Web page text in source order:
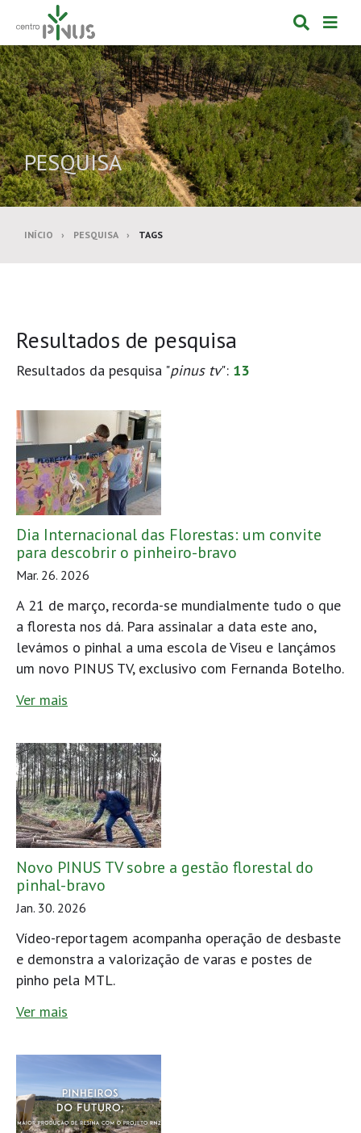
Alternar
de
de
PESQUISA
INÍCIO PESQUISA TAGS
Resultados de pesquisa
Resultados da pesquisa "pinus tv": 13
Dia Internacional das Florestas: um convite
para descobrir o pinheiro-bravo
Mar. 26. 2026
A 21 de março, recorda-se mundialmente tudo o que
a floresta nos dá. Para assinalar a data este ano,
levámos o pinhal a uma escola de Viseu e lançámos
um novo PINUS TV, exclusivo com Fernanda Botelho.
Ver mais
Novo PINUS TV sobre a gestão florestal do
pinhal-bravo
Jan. 30. 2026
Vídeo-reportagem acompanha operação de desbaste
e demonstra a valorização de varas e postes de
pinho pela MTL.
Ver mais